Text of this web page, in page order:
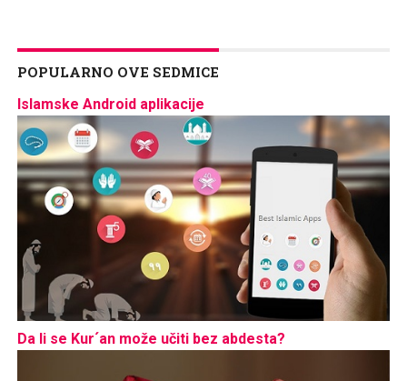
POPULARNO OVE SEDMICE
Islamske Android aplikacije
Da li se Kur´an može učiti bez abdesta?